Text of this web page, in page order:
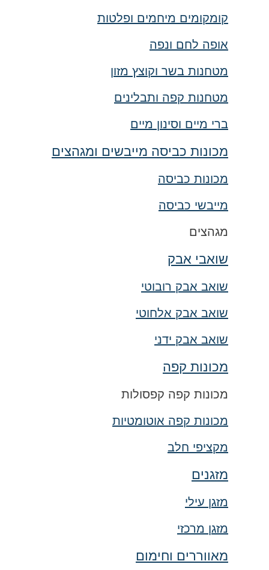
קומקומים מיחמים ופלטות
אופה לחם ונפה
מטחנות בשר וקוצץ מזון
מטחנות קפה ותבלינים
ברי מיים וסינון מיים
מכונות כביסה מייבשים ומגהצים
מכונות כביסה
מייבשי כביסה
מגהצים
שואבי אבק
שואב אבק רובוטי
שואב אבק אלחוטי
שואב אבק ידני
מכונות קפה
מכונות קפה קפסולות
מכונות קפה אוטומטיות
מקציפי חלב
מזגנים
מזגן עילי
מזגן מרכזי
מאווררים וחימום